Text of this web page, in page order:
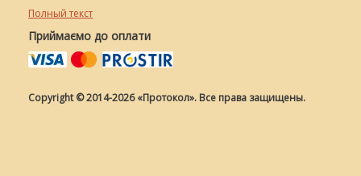
Полный текст
Приймаємо до оплати
Copyright © 2014-2026 «Протокол». Все права защищены.